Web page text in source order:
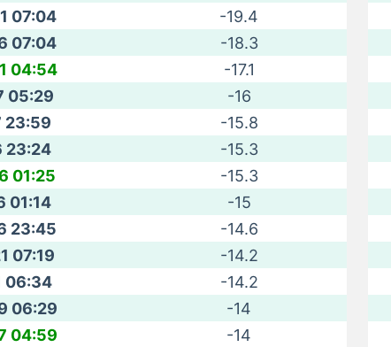
07:04
-19.4
07:04
-18.3
04:54
-17.1
05:29
-16
23:59
-15.8
23:24
-15.3
01:25
-15.3
01:14
-15
23:45
-14.6
07:19
-14.2
06:34
-14.2
06:29
-14
04:59
-14